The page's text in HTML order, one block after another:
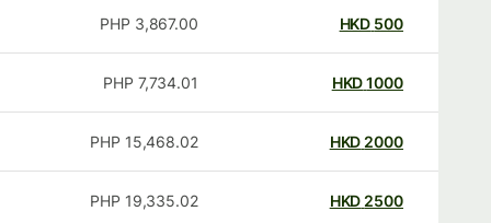
500
HKD
3,867.00
PHP
1000
HKD
7,734.01
PHP
2000
HKD
15,468.02
PHP
2500
HKD
19,335.02
PHP